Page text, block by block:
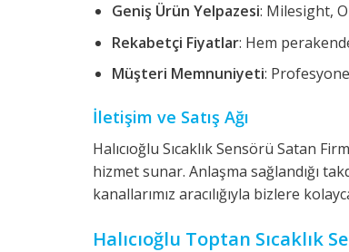
Geniş Ürün Yelpazesi: Milesight,
Rekabetçi Fiyatlar: Hem
Müşteri Memnuniyeti:
İletişim ve Satış Ağı
Halıcıoğlu Sıcaklık Sensörü Satan
hizmet sunar. Anlaşma sağlandığı
kanallarımız aracılığıyla bizlere
Halıcıoğlu Toptan Sıcaklık